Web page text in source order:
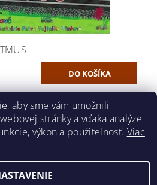
PRODUKTY
2 3 ... 5
aby sme vám umožnili
stránky a vďaka analýze
výkon a použiteľnosť. Viac